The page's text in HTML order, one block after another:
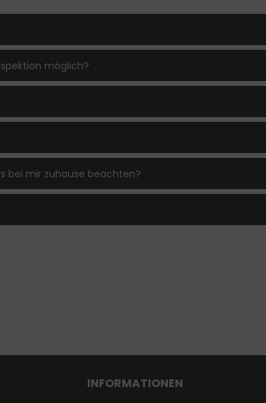
möglich?
bei mir zuhause beachten?
INFORMATIONEN